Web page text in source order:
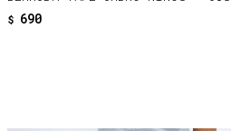
$ 690